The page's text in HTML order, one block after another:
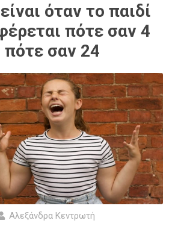
όταν το παιδί
πότε σαν 4
πότε σαν 24
Αλεξάνδρα Κεντρωτή